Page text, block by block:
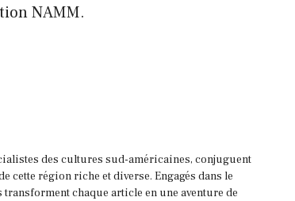
NAMM.
des cultures sud-américaines, conjuguent
région riche et diverse. Engagés dans le
chaque article en une aventure de